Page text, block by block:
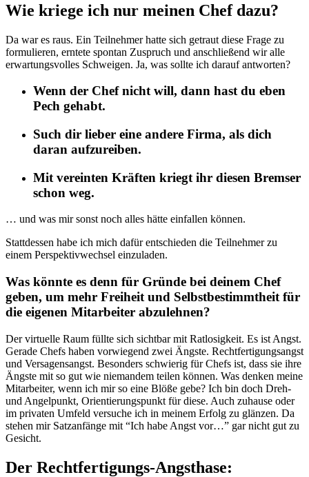
Wie kriege ich nur meinen Chef dazu?
Da war es raus. Ein Teilnehmer hatte sich getraut diese Frage zu
formulieren, erntete spontan Zuspruch und anschließend wir alle
erwartungsvolles Schweigen. Ja, was sollte ich darauf antworten?
Wenn der Chef nicht will, dann hast du eben
Pech gehabt.
Such dir lieber eine andere Firma, als dich
daran aufzureiben.
Mit vereinten Kräften kriegt ihr diesen Bremser
schon weg.
… und was mir sonst noch alles hätte einfallen können.
Stattdessen habe ich mich dafür entschieden die Teilnehmer zu
einem Perspektivwechsel einzuladen.
Was könnte es denn für Gründe bei deinem Chef
geben, um mehr Freiheit und Selbstbestimmtheit für
die eigenen Mitarbeiter abzulehnen?
Der virtuelle Raum füllte sich sichtbar mit Ratlosigkeit. Es ist Angst.
Gerade Chefs haben vorwiegend zwei Ängste. Rechtfertigungsangst
und Versagensangst. Besonders schwierig für Chefs ist, dass sie ihre
Ängste mit so gut wie niemandem teilen können. Was denken meine
Mitarbeiter, wenn ich mir so eine Blöße gebe? Ich bin doch Dreh-
und Angelpunkt, Orientierungspunkt für diese. Auch zuhause oder
im privaten Umfeld versuche ich in meinem Erfolg zu glänzen. Da
stehen mir Satzanfänge mit “Ich habe Angst vor…” gar nicht gut zu
Gesicht.
Der Rechtfertigungs-Angsthase: